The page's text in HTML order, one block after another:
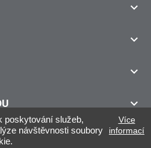
poskytování služeb,
návštěvnosti soubory
Více
informací



